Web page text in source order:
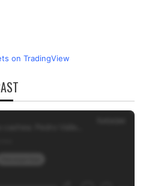
on TradingView